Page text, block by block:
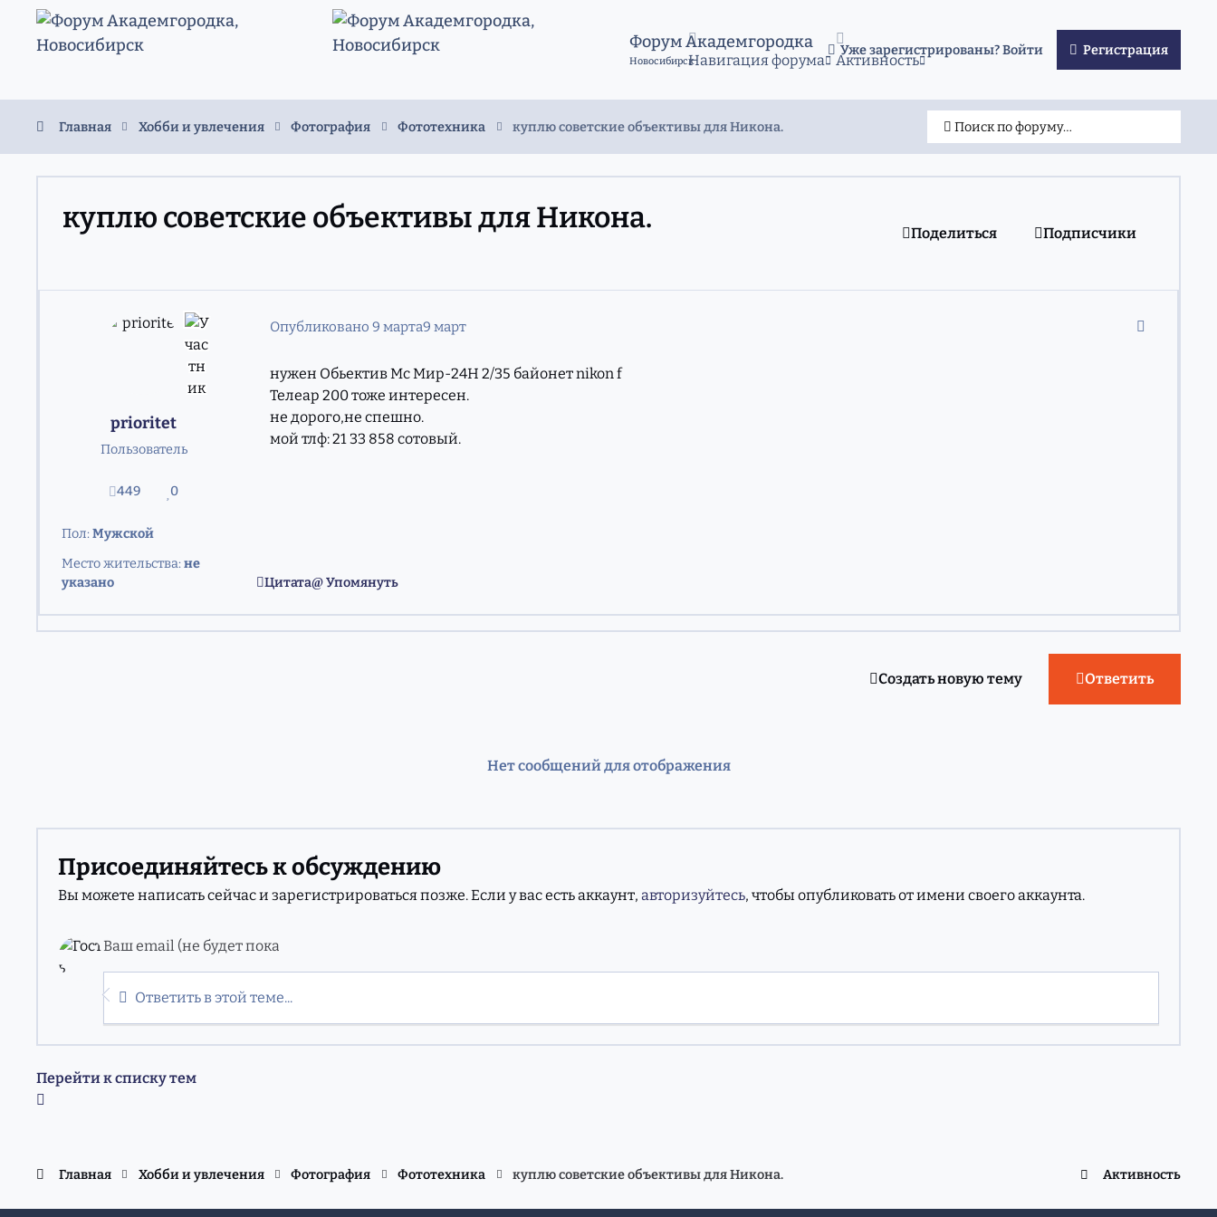
Перейти к содержанию
Форум Академгородка
НовосибирскНавигация форума Активность
Уже зарегистрированы? Войти Регистрация
Главная Хобби и увлечения Фотография Фототехника куплю советские объективы для Никона. Поиск по форуму…
куплю советские объективы для Никона. Поделиться Подписчики
prioritet
Пользователь
449
сообщения
0
Репутация
Пол:Мужской
Место жительства:не
указано
Опубликовано 9 марта9 март
нужен Обьектив Мс Мир-24Н 2/35 байонет nikon f
Телеар 200 тоже интересен.
не дорого,не спешно.
мой тлф: 21 33 858 сотовый.
Цитата Упомянуть
Создать новую тему Ответить
Нет сообщений для отображения
Присоединяйтесь к обсуждению
Вы можете написать сейчас и зарегистрироваться позже. Если у вас есть аккаунт,авторизуйтесь, чтобы опубликовать от имени своего аккаунта.
Ответить в этой теме...
Перейти к списку тем
Главная Хобби и увлечения Фотография Фототехника куплю советские объективы для Никона. Активность